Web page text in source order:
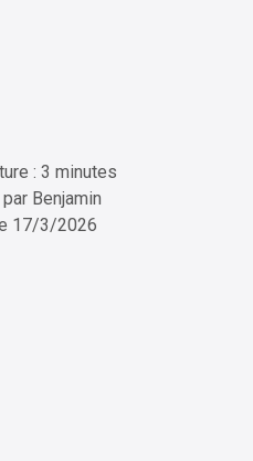
: 3 minutes
Benjamin
17/3/2026